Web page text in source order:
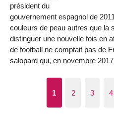
président du
gouvernement espagnol de
couleurs de peau autres que la
distinguer une nouvelle fois en
de football ne comptait pas de
salopard qui, en novembre
1 2 3 4